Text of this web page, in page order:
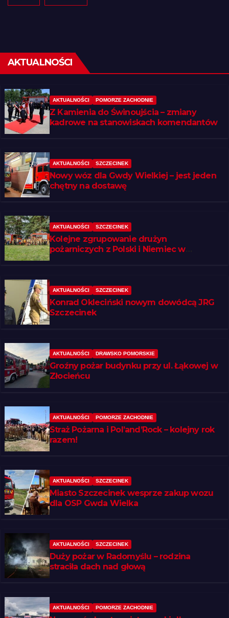
AKTUALNOŚCI
AKTUALNOŚCI POMORZE ZACHODNIE
Z Kamienia do Świnoujścia – zmiany
kadrowe na stanowiskach komendantów
AKTUALNOŚCI SZCZECINEK
Nowy wóz dla Gwdy Wielkiej – jest jeden
chętny na dostawę
AKTUALNOŚCI SZCZECINEK
Kolejne zgrupowanie drużyn
pożarniczych z Polski i Niemiec w
AKTUALNOŚCI SZCZECINEK
Konrad Okleciński nowym dowódcą JRG
Szczecinek
AKTUALNOŚCI DRAWSKO POMORSKIE
Groźny pożar budynku przy ul. Łąkowej w
Złocieńcu
AKTUALNOŚCI POMORZE ZACHODNIE
Straż Pożarna i Pol’and’Rock – kolejny rok
razem!
AKTUALNOŚCI SZCZECINEK
Miasto Szczecinek wesprze zakup wozu
dla OSP Gwda Wielka
AKTUALNOŚCI SZCZECINEK
Duży pożar w Radomyślu – rodzina
straciła dach nad głową
AKTUALNOŚCI POMORZE ZACHODNIE